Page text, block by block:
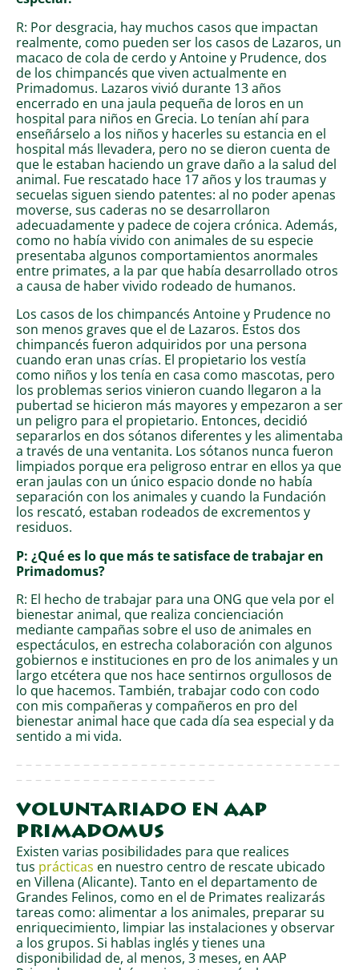
R: Por desgracia, hay muchos casos que impactan
realmente, como pueden ser los casos de Lazaros, un
macaco de cola de cerdo y Antoine y Prudence, dos
de los chimpancés que viven actualmente en
Primadomus. Lazaros vivió durante 13 años
encerrado en una jaula pequeña de loros en un
hospital para niños en Grecia. Lo tenían ahí para
enseñárselo a los niños y hacerles su estancia en el
hospital más llevadera, pero no se dieron cuenta de
que le estaban haciendo un grave daño a la salud del
animal. Fue rescatado hace 17 años y los traumas y
secuelas siguen siendo patentes: al no poder apenas
moverse, sus caderas no se desarrollaron
adecuadamente y padece de cojera crónica. Además,
como no había vivido con animales de su especie
presentaba algunos comportamientos anormales
entre primates, a la par que había desarrollado otros
a causa de haber vivido rodeado de humanos.
Los casos de los chimpancés Antoine y Prudence no
son menos graves que el de Lazaros. Estos dos
chimpancés fueron adquiridos por una persona
cuando eran unas crías. El propietario los vestía
como niños y los tenía en casa como mascotas, pero
los problemas serios vinieron cuando llegaron a la
pubertad se hicieron más mayores y empezaron a ser
un peligro para el propietario. Entonces, decidió
separarlos en dos sótanos diferentes y les alimentaba
a través de una ventanita. Los sótanos nunca fueron
limpiados porque era peligroso entrar en ellos ya que
eran jaulas con un único espacio donde no había
separación con los animales y cuando la Fundación
los rescató, estaban rodeados de excrementos y
residuos.
P: ¿Qué es lo que más te satisface de trabajar en
Primadomus?
R: El hecho de trabajar para una ONG que vela por el
bienestar animal, que realiza concienciación
mediante campañas sobre el uso de animales en
espectáculos, en estrecha colaboración con algunos
gobiernos e instituciones en pro de los animales y un
largo etcétera que nos hace sentirnos orgullosos de
lo que hacemos. También, trabajar codo con codo
con mis compañeras y compañeros en pro del
bienestar animal hace que cada día sea especial y da
sentido a mi vida.
– – – – – – – – – – – – – – – – – – – – – – – – – – – – – – – – – –
– – – – – – – – – – – – – – – – – – – – –
VOLUNTARIADO EN AAP
PRIMADOMUS
Existen varias posibilidades para que realices
tus prácticas en nuestro centro de rescate ubicado
en Villena (Alicante). Tanto en el departamento de
Grandes Felinos, como en el de Primates realizarás
tareas como: alimentar a los animales, preparar su
enriquecimiento, limpiar las instalaciones y observar
a los grupos. Si hablas inglés y tienes una
disponibilidad de, al menos, 3 meses, en AAP